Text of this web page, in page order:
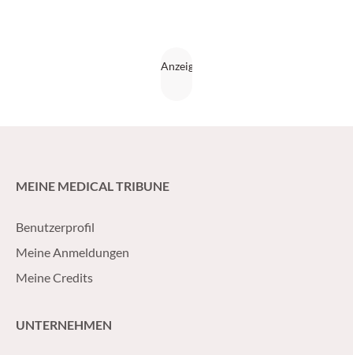
MEINE MEDICAL TRIBUNE
Benutzerprofil
Meine Anmeldungen
Meine Credits
UNTERNEHMEN